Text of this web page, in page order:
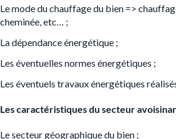
Le mode du chauffage du bien =>
cheminée, etc… ;
La dépendance énergétique ;
Les éventuelles normes énergétiques ;
Les éventuels travaux énergétiques
Les caractéristiques du secteur
Le secteur géographique du bien ;